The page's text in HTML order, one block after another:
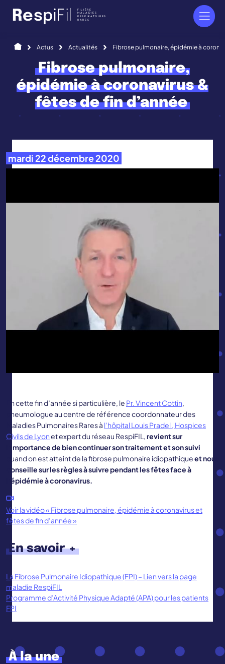
RespiFi FILIÈRE
MALADIES
RESPIRATOIRES
RARES
AccueilActus Actualités Fibrose pulmonaire, épidémie à
Fibrose pulmonaire,
épidémie à coronavirus &
fêtes de fin d’année
mardi 22 décembre 2020
En cette fin d’année si particulière, le Pr. Vincent Cottin,
pneumologue au centre de référence coordonnateur des
Maladies Pulmonaires Rares à l’hôpital Louis Pradel , Hospices
Civils de Lyonet expert du réseau RespiFIL,revient sur
l’importance de bien continuer son traitementet son suivi
quand on est atteint de la fibrose pulmonaire idiopathiqueet nous
conseille surles règles à suivre pendant les fêtes face à
l’épidémie à coronavirus.
Voir la vidéo « Fibrose pulmonaire, épidémie à coronavirus et
fêtes de fin d’année »
En savoir +
La Fibrose Pulmonaire Idiopathique (FPI) – Lien vers la page
maladie RespiFIL
Programme d’Activité Physique Adapté (APA) pour les patients
FPI
À la une